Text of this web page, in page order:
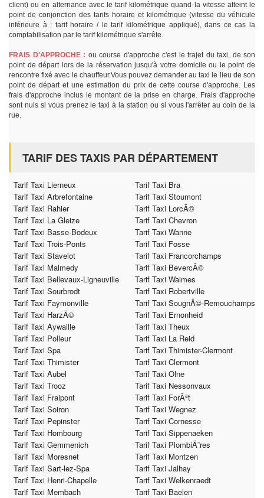
client) ou en alternance avec le tarif kilométrique quand la vitesse atteint le
point de conjonction des tarifs horaire et kilométrique (vitesse du véhicule
inférieure à : tarif horaire / le tarif kilométrique appliqué), dans ce cas la
comptabilisation par le tarif kilométrique s'arrête.
FRAIS D'APPROCHE : ou course d'approche c'est le trajet du taxi, de son
point de départ lors de la réservation jusqu'à votre domicile ou le point de
rencontre fixé avec le chauffeur.Vous pouvez demander au taxi le lieu de son
point de départ et une estimation du prix de cette course d'approche. Les
frais d'approche inclus le montant de la prise en charge. Frais d'approche
sont nuls si vous prenez le taxi à la station ou si vous l'arrêter au coin de la
rue.
TARIF DES TAXIS PAR DÉPARTEMENT
Tarif Taxi Lierneux
Tarif Taxi Bra
Tarif Taxi Arbrefontaine
Tarif Taxi Stoumont
Tarif Taxi Rahier
Tarif Taxi LorcÃ©
Tarif Taxi La Gleize
Tarif Taxi Chevron
Tarif Taxi Basse-Bodeux
Tarif Taxi Wanne
Tarif Taxi Trois-Ponts
Tarif Taxi Fosse
Tarif Taxi Stavelot
Tarif Taxi Francorchamps
Tarif Taxi Malmedy
Tarif Taxi BevercÃ©
Tarif Taxi Bellevaux-Ligneuville
Tarif Taxi Waimes
Tarif Taxi Sourbrodt
Tarif Taxi Robertville
Tarif Taxi Faymonville
Tarif Taxi SougnÃ©-Remouchamps
Tarif Taxi HarzÃ©
Tarif Taxi Ernonheid
Tarif Taxi Aywaille
Tarif Taxi Theux
Tarif Taxi Polleur
Tarif Taxi La Reid
Tarif Taxi Spa
Tarif Taxi Thimister-Clermont
Tarif Taxi Thimister
Tarif Taxi Clermont
Tarif Taxi Aubel
Tarif Taxi Olne
Tarif Taxi Trooz
Tarif Taxi Nessonvaux
Tarif Taxi Fraipont
Tarif Taxi ForÃªt
Tarif Taxi Soiron
Tarif Taxi Wegnez
Tarif Taxi Pepinster
Tarif Taxi Cornesse
Tarif Taxi Hombourg
Tarif Taxi Sippenaeken
Tarif Taxi Gemmenich
Tarif Taxi PlombiÃ¨res
Tarif Taxi Moresnet
Tarif Taxi Montzen
Tarif Taxi Sart-lez-Spa
Tarif Taxi Jalhay
Tarif Taxi Henri-Chapelle
Tarif Taxi Welkenraedt
Tarif Taxi Membach
Tarif Taxi Baelen